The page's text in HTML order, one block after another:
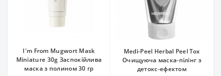
I'm From Mugwort Mask
Miniature 30g Заспокійлива
маска з полином 30 гр
Medi-Peel Herbal Peel Tox
Очищуюча маска-пілінг з
детокс-ефектом